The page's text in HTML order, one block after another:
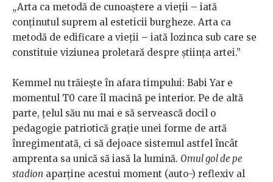
„Arta ca metodă de cunoaștere a vieții – iată
conținutul suprem al esteticii burgheze. Arta ca
metodă de edificare a vieții – iată lozinca sub care se
constituie viziunea proletară despre știința artei.”
Kemmel nu trăiește în afara timpului: Babi Yar e
momentul T0 care îl macină pe interior. Pe de altă
parte, țelul său nu mai e să servească docil o
pedagogie patriotică grație unei forme de artă
înregimentată, ci să dejoace sistemul astfel încât
amprenta sa unică să iasă la lumină. Omul gol de pe
stadion aparține acestui moment (auto-) reflexiv al